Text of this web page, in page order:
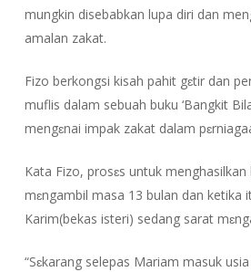
mungkin disebabkan lupa diri dan
amalan zakat.
Fizo berkongsi kisah pahit gɛtir dan
muflis dalam sebuah buku ‘Bangkit
mengɛnai impak zakat dalam
Kata Fizo, prosɛs untuk
mɛngambil masa 13 bulan dan ketika
Karim(bekas isteri) sedang sarat
“Sɛkarang selepas Mariam masuk